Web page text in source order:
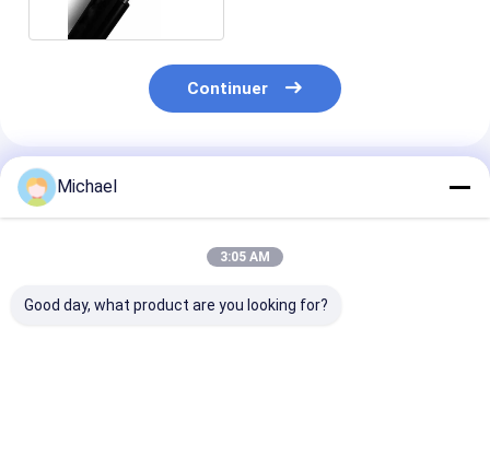
Continuer
Produits Recommandés
Michael
3:05 AM
Good day, what product are you looking for?